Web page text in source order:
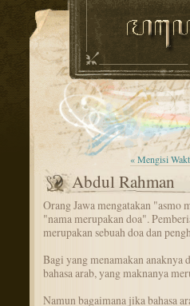
« Mengisi
Abdul Rahman
Orang Jawa mengatakan
"nama merupakan doa".
merupakan sebuah doa dan
Bagi yang menamakan anaknya
bahasa arab, yang maknanya
Namun bagaimana jika bahasa